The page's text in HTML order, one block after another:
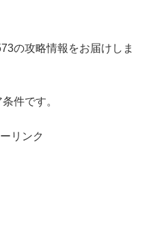
の攻略情報をお届けしま
件です。
リンク